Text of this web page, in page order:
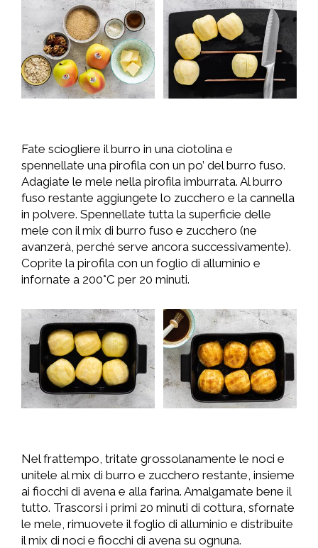
Fate sciogliere il burro in una ciotolina e
spennellate una pirofila con un po’ del burro fuso.
Adagiate le mele nella pirofila imburrata. Al burro
fuso restante aggiungete lo zucchero e la cannella
in polvere. Spennellate tutta la superficie delle
mele con il mix di burro fuso e zucchero (ne
avanzerà, perché serve ancora successivamente).
Coprite la pirofila con un foglio di alluminio e
infornate a 200°C per 20 minuti.
Nel frattempo, tritate grossolanamente le noci e
unitele al mix di burro e zucchero restante, insieme
ai fiocchi di avena e alla farina. Amalgamate bene il
tutto. Trascorsi i primi 20 minuti di cottura, sfornate
le mele, rimuovete il foglio di alluminio e distribuite
il mix di noci e fiocchi di avena su ognuna.